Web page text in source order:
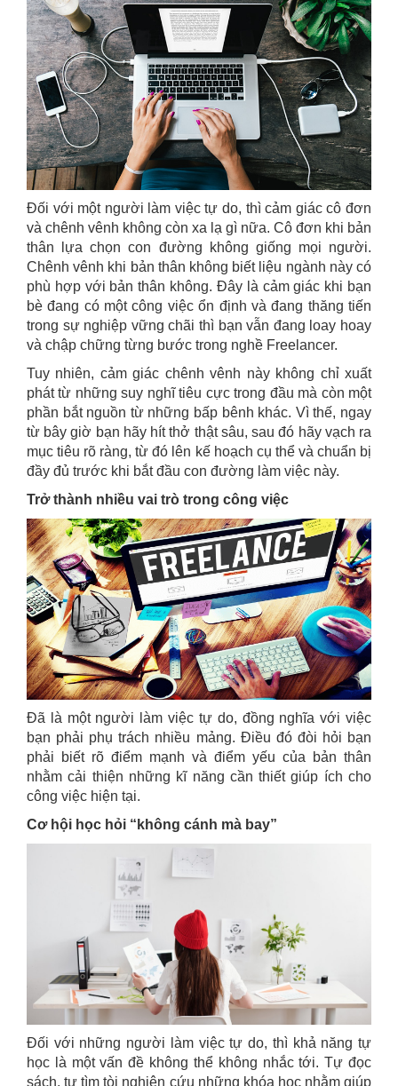
Đối với một người làm việc tự do, thì cảm giác cô đơn
và chênh vênh không còn xa lạ gì nữa. Cô đơn khi bản
thân lựa chọn con đường không giống mọi người.
Chênh vênh khi bản thân không biết liệu ngành này có
phù hợp với bản thân không. Đây là cảm giác khi bạn
bè đang có một công việc ổn định và đang thăng tiến
trong sự nghiệp vững chãi thì bạn vẫn đang loay hoay
và chập chững từng bước trong nghề Freelancer.
Tuy nhiên, cảm giác chênh vênh này không chỉ xuất
phát từ những suy nghĩ tiêu cực trong đầu mà còn một
phần bắt nguồn từ những bấp bênh khác. Vì thế, ngay
từ bây giờ bạn hãy hít thở thật sâu, sau đó hãy vạch ra
mục tiêu rõ ràng, từ đó lên kế hoạch cụ thể và chuẩn bị
đầy đủ trước khi bắt đầu con đường làm việc này.
Trở thành nhiều vai trò trong công việc
Đã là một người làm việc tự do, đồng nghĩa với việc
bạn phải phụ trách nhiều mảng. Điều đó đòi hỏi bạn
phải biết rõ điểm mạnh và điểm yếu của bản thân
nhằm cải thiện những kĩ năng cần thiết giúp ích cho
công việc hiện tại.
Cơ hội học hỏi “không cánh mà bay”
Đối với những người làm việc tự do, thì khả năng tự
học là một vấn đề không thể không nhắc tới. Tự đọc
sách, tự tìm tòi nghiên cứu những khóa học nhằm giúp